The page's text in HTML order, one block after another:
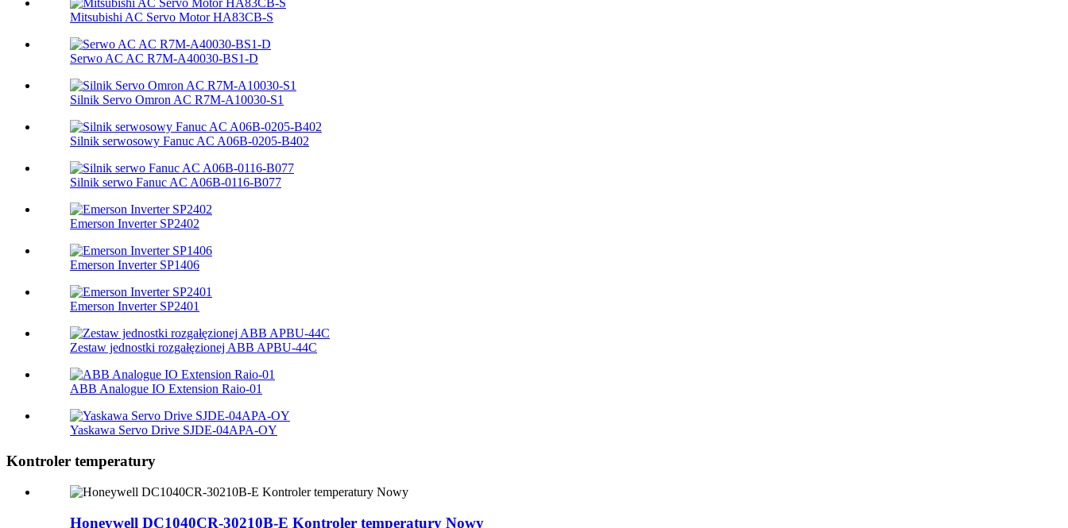
Mitsubishi AC Servo Motor HA83CB-S
Serwo AC AC R7M-A40030-BS1-D
Silnik Servo Omron AC R7M-A10030-S1
Silnik serwosowy Fanuc AC A06B-0205-B402
Silnik serwo Fanuc AC A06B-0116-B077
Emerson Inverter SP2402
Emerson Inverter SP1406
Emerson Inverter SP2401
Zestaw jednostki rozgałęzionej ABB APBU-44C
ABB Analogue IO Extension Raio-01
Yaskawa Servo Drive SJDE-04APA-OY
Kontroler temperatury
Honeywell DC1040CR-30210B-E Kontroler temperatury Nowy